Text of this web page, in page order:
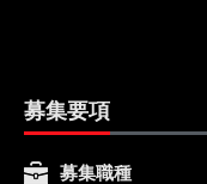
募集要項
募集職種